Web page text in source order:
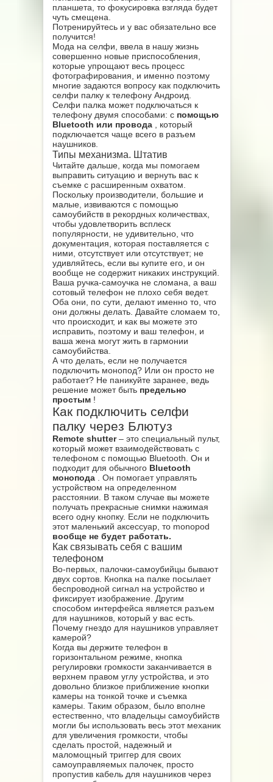
планшета, то фокусировка взгляда будет
чуть смещена.
Потренируйтесь и у вас обязательно все
получится!
Мода на селфи, ввела в нашу жизнь
совершенно новые приспособления,
которые упрощают весь процесс
фотографирования, и именно поэтому
многие задаются вопросу как подключить
селфи палку к телефону Андроид.
Селфи палка может подключаться к
телефону двумя способами: с помощью
Bluetooth или провода
, который
подключается чаще всего в разъем
наушников.
Типы механизма. Штатив
Читайте дальше, когда мы помогаем
выправить ситуацию и вернуть вас к
съемке с расширенным охватом.
Поскольку производители, большие и
малые, извиваются с помощью
самоубийств в рекордных количествах,
чтобы удовлетворить всплеск
популярности, не удивительно, что
документация, которая поставляется с
ними, отсутствует или отсутствует; не
удивляйтесь, если вы купите его, и он
вообще не содержит никаких инструкций.
Ваша ручка-самоучка не сломана, а ваш
сотовый телефон не плохо себя ведет.
Оба они, по сути, делают именно то, что
они должны делать. Давайте сломаем то,
что происходит, и как вы можете это
исправить, поэтому и ваш телефон, и
ваша жена могут жить в гармонии
самоубийства.
А что делать, если не получается
подключить монопод? Или он просто не
работает? Не паникуйте заранее, ведь
решение может быть предельно
простым !
Как подключить селфи
палку через Блютуз
Remote shutter– это специальный пульт,
который может взаимодействовать с
телефоном с помощью Bluetooth. Он и
подходит для обычного Bluetooth
монопода
. Он помогает управлять
устройством на определенном
расстоянии. В таком случае вы можете
получать прекрасные снимки нажимая
всего одну кнопку. Если не подключить
этот маленький аксессуар, то monopod
вообще не будет работать.
Как связывать себя с вашим
телефоном
Во-первых, палочки-самоубийцы бывают
двух сортов. Кнопка на палке посылает
беспроводной сигнал на устройство и
фиксирует изображение. Другим
способом интерфейса является разъем
для наушников, который у вас есть.
Почему гнездо для наушников управляет
камерой?
Когда вы держите телефон в
горизонтальном режиме, кнопка
регулировки громкости заканчивается в
верхнем правом углу устройства, и это
довольно близкое приближение кнопки
камеры на тонкой точке и съемка
камеры. Таким образом, было вполне
естественно, что владельцы самоубийств
могли бы использовать весь этот механик
для увеличения громкости, чтобы
сделать простой, надежный и
маломощный триггер для своих
самоуправляемых палочек, просто
пропустив кабель для наушников через